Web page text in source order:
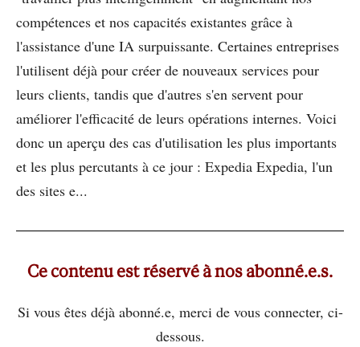
compétences et nos capacités existantes grâce à
l'assistance d'une IA surpuissante. Certaines entreprises
l'utilisent déjà pour créer de nouveaux services pour
leurs clients, tandis que d'autres s'en servent pour
améliorer l'efficacité de leurs opérations internes. Voici
donc un aperçu des cas d'utilisation les plus importants
et les plus percutants à ce jour : Expedia Expedia, l'un
des sites e...
Ce contenu est réservé à nos abonné.e.s.
Si vous êtes déjà abonné.e, merci de vous connecter, ci-
dessous.